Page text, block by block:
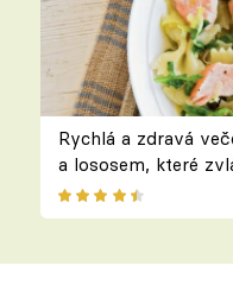
Rychlá a zdravá
a lososem, které